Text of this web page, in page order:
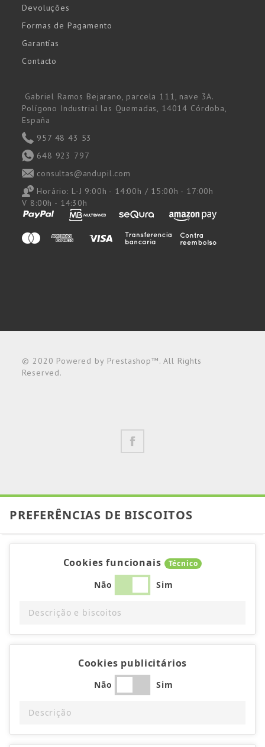
Devoluções
Formas de Pagamento
Garantías
Contacto
Gabriel Ramos Bejarano, parcela 111, nave 3A.
Polígono Industrial las Quemadas, 14014 Córdoba,
España
957 48 43 53
648 923 797
consultas@andupil.com
Horário: L-J 9:00h - 14:00h / 15:00h - 17:00h
V 8:00h - 14:30h
© 2020 Powered by Prestashop™. All Rights
Reserved.
PREFERÊNCIAS DE BISCOITOS
Cookies funcionais Técnico
Não Sim
Descrição e biscoitos
Cookies publicitários
Não Sim
Descrição